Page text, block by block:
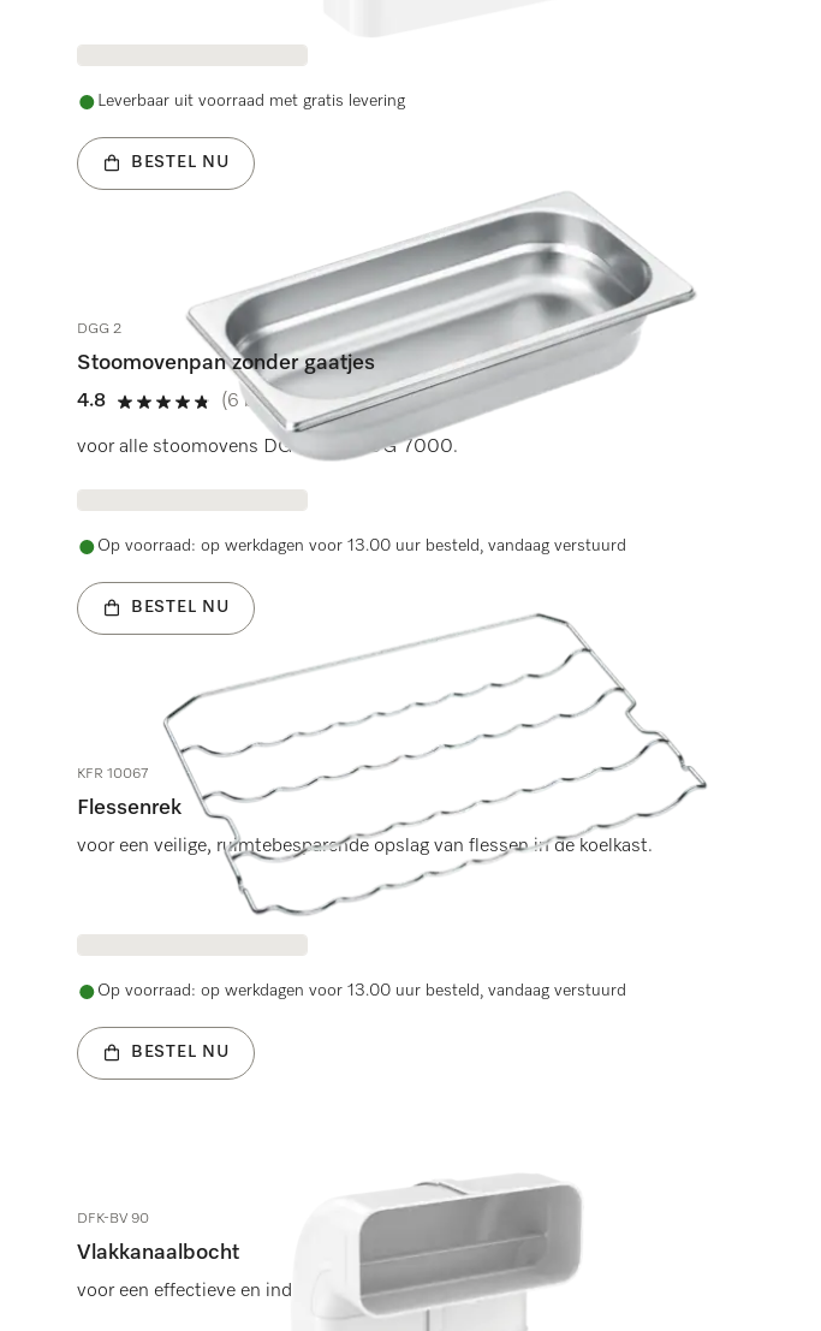
Leverbaar uit voorraad met gratis levering
BESTEL NU
DGG 2
Stoomovenpan zonder gaatjes
4.8
4.8 sterren op 5
(6 beoordelingen)
voor alle stoomovens DG behalve DG 7000.
Op voorraad: op werkdagen voor 13.00 uur besteld, vandaag verstuurd
BESTEL NU
KFR 10067
Flessenrek
voor een veilige, ruimtebesparende opslag van flessen in de koelkast.
Op voorraad: op werkdagen voor 13.00 uur besteld, vandaag verstuurd
BESTEL NU
DFK-BV 90
Vlakkanaalbocht
voor een effectieve en individuele luchtgeleiding.